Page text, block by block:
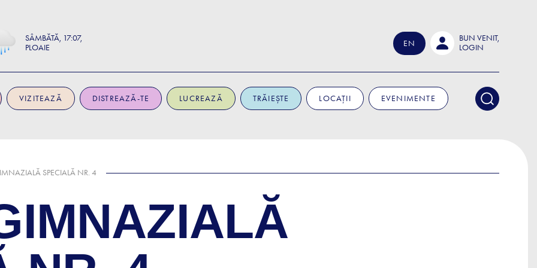
SÂMBĂTĂ 17:07
PLOAIE
EN
BUN VENIT,
LOGIN
VIZITEAZĂ DISTREAZĂ-TE LUCREAZĂ TRĂIEȘTE LOCAȚII EVENIMENTE
SPECIALĂ NR. 4